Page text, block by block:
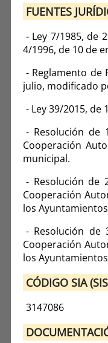
FUENTES
- Ley 7/1985, de
4/1996, de 10 de
- Reglamento de
julio, modificado
- Ley 39/2015,
- Resolución de
Cooperación
municipal.
- Resolución de
Cooperación
los
- Resolución de
Cooperación
los
CÓDIGO SIA
3147086